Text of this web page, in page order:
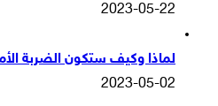
2023-05-22
لماذا وكيف ستكون الضربة
2023-05-02